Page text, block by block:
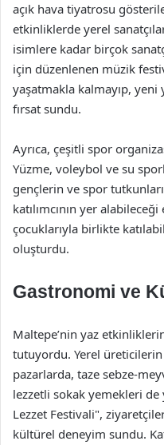
açık hava tiyatrosu
etkinliklerde yerel
isimlere kadar birçok
için düzenlenen müzik
yaşatmakla kalmayıp,
fırsat sundu.
Ayrıca, çeşitli spor
Yüzme, voleybol ve su
gençlerin ve spor
katılımcının yer
çocuklarıyla birlikte
oluşturdu.
Gastronomi ve
Maltepe’nin yaz
tutuyordu. Yerel
pazarlarda, taze sebze-
lezzetli sokak yemekleri de
Lezzet Festivali",
kültürel deneyim sundu.